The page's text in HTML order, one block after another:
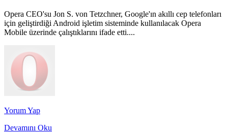
Opera CEO'su Jon S. von Tetzchner, Google'ın akıllı cep telefonları
için geliştirdiği Android işletim sisteminde kullanılacak Opera
Mobile üzerinde çalıştıklarını ifade etti....
Yorum Yap
Devamını Oku